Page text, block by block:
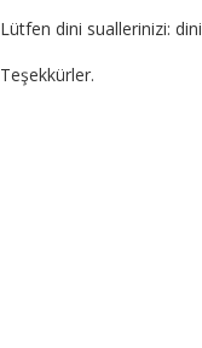
Lütfen dini suallerinizi:
Teşekkürler.